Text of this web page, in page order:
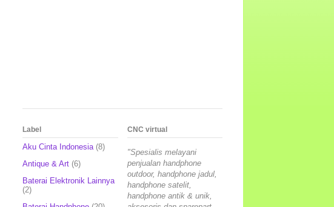
Label
Aku Cinta Indonesia (8)
Antique & Art (6)
Baterai Elektronik Lainnya
(2)
CNC virtual
"Spesialis melayani
penjualan handphone
outdoor, handphone jadul,
handphone satelit,
handphone antik & unik,